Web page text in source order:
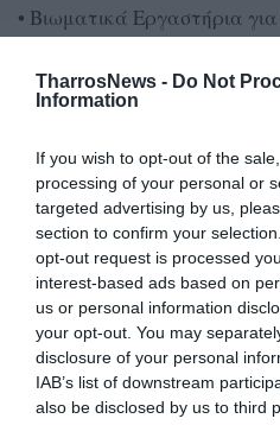
TharrosNews - Do Not
Information
If you wish to opt-out of the
processing of your personal or
targeted advertising by us,
section to confirm your
opt-out request is processed
interest-based ads based on
us or personal information
your opt-out. You may
disclosure of your personal
IAB’s list of downstream
also be disclosed by us to third
• Βιωματικά Εργαστήρια για
σπιτική λεμονάδα, μπάρες
και κινηματογραφικές
• Εκδηλώσεις:
καλλιτεχνικά εργαστήρια.
ΘΕΣΜΙΚΗ ΠΛΑΙΣΙΩΣΗ &
Το έργο τελεί υπό την
Διεύθυνσης Εκπαίδευσης
υποστήριξη του Δήμου